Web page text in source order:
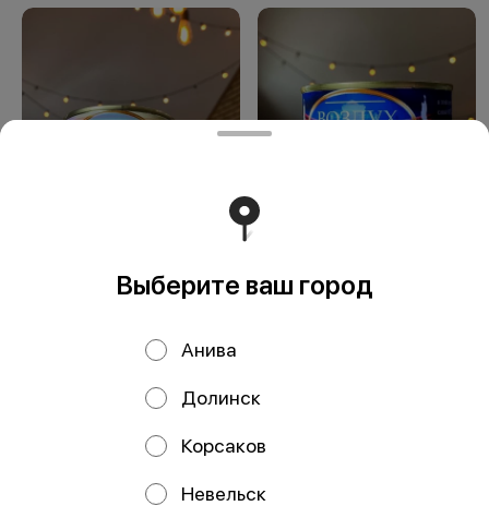
ООО Мегаберезка. ком
693005, Сахалинская область, г. Южно-Сахалинск, ул.
Карпатская, д.9, каб.11 ИНН 6501305928 КПП 650101001
Выберите ваш город
Анива
Долинск
Корсаков
Невельск